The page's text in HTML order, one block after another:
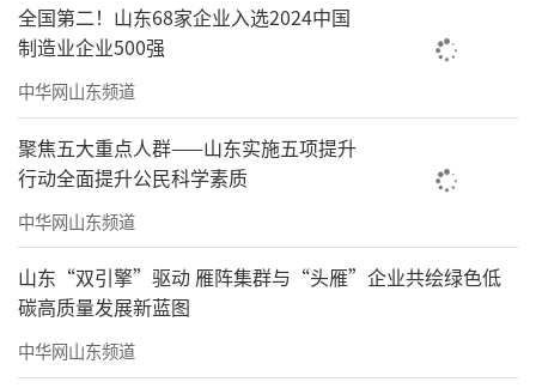
全国第二！山东68家企业入选2024中国
制造业企业500强
中华网山东频道
聚焦五大重点人群——山东实施五项提升
行动全面提升公民科学素质
中华网山东频道
山东“双引擎”驱动 雁阵集群与“头雁”企业共绘绿色低
碳高质量发展新蓝图
中华网山东频道